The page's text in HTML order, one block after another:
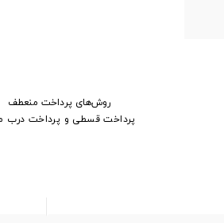
روش‌های پرداخت منعطف
پرداخت قسطی و پرداخت درب